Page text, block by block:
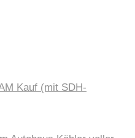
Kauf (mit SDH-